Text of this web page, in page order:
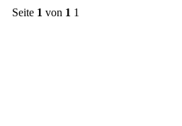
Seite 1 von 1 1